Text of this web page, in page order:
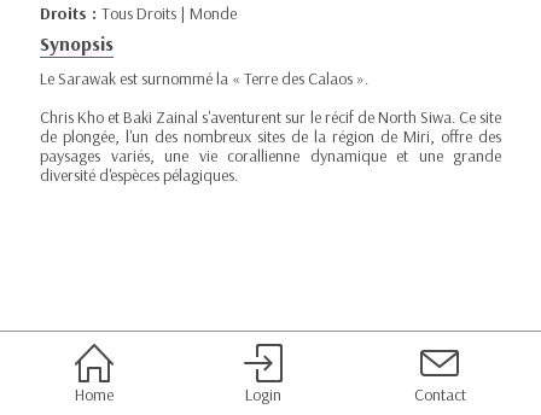
Droits : Tous Droits | Monde
Synopsis
Le Sarawak est surnommé la « Terre des Calaos ».
Chris Kho et Baki Zainal s'aventurent sur le récif de North Siwa. Ce site
de plongée, l'un des nombreux sites de la région de Miri, offre des
paysages variés, une vie corallienne dynamique et une grande
diversité d'espèces pélagiques.
Home Login Contact